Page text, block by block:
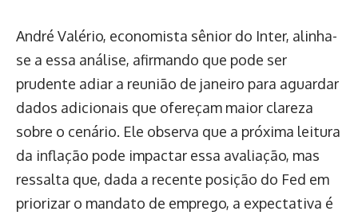
André Valério, economista sênior do Inter, alinha-
se a essa análise, afirmando que pode ser
prudente adiar a reunião de janeiro para aguardar
dados adicionais que ofereçam maior clareza
sobre o cenário. Ele observa que a próxima leitura
da inflação pode impactar essa avaliação, mas
ressalta que, dada a recente posição do Fed em
priorizar o mandato de emprego, a expectativa é